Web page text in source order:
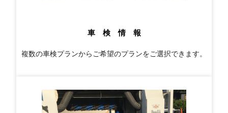
車 検 情 報
複数の車検プランからご希望のプランをご選択できます。